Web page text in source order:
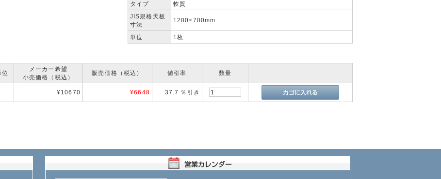
タイプ
軟質
JIS規格天板
寸法
1200×700mm
単位 1枚
位
メーカー希望
小売価格（税込）
販売価格（税込） 値引率 数量
¥10670 ¥6648 37.7 ％引き